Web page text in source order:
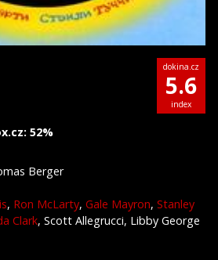
52%
dokina.cz
5.6
index
Berger
, Ron McLarty, Gale Mayron, Stanley
Clark, Scott Allegrucci, Libby George